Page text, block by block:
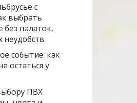
с
выбрать
палаток,
неудобств
событие: как
остаться у
ПВХ